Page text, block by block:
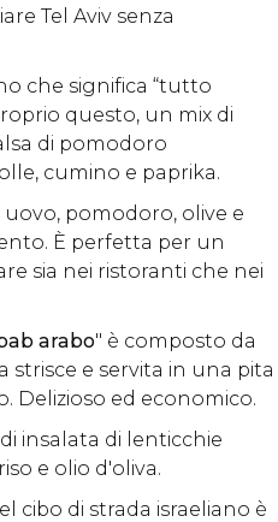
Tel Aviv senza
che significa “tutto
questo, un mix di
di pomodoro
cumino e paprika.
pomodoro, olive e
È perfetta per un
sia nei ristoranti che nei
arabo" è composto da
e servita in una pita
Delizioso ed economico.
insalata di lenticchie
e olio d'oliva.
cibo di strada israeliano è